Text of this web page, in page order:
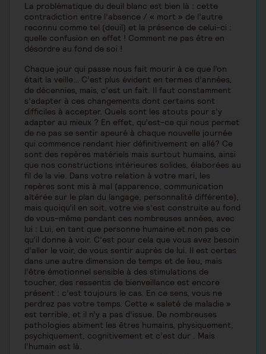
La problématique du deuil blanc est bien là : cette
contradiction entre l’absence / « mort » de l’autre
reconnu comme tel (deuil) et la présence de celui-ci :
quelle confusion en effet ! Comment ne pas être en
désordre au fond de soi !
Chaque jour qui passe nous fait mourir à ce que l’on
était la veille… C’est plus évident en termes d’années,
de décennies, mais, c’est un fait. Il faut constamment
s’adapter à ces changements dont certains sont
difficiles à accepter. Quels sont les atouts pour s’y
adapter au mieux ? En effet, qu’est-ce qui nous permet
de ne pas se sentir apeuré à chaque nouvelle journée
qui commence rendant hier définitivement en allé? Ce
sont des repères matériels mais surtout humains, ainsi
que nos constructions intérieures solides, élaborées au
fil de la vie. Dans votre relation à votre mari, les
repères sont mis à mal (apparence, communication
altérée sur le plan du langage, personnalité différente),
mais quoiqu’il en soit, votre vie s’est construite au fond
de vous-même pendant ces nombreuses années, avec
lui : Lui, en tant que personne humaine et non pas ce
qu’il donne à voir. C’est pour cela que vous avez besoin
d’aller le voir, de vous sentir auprès de lui. Il est certes
dans une autre dimension de temps et de lieu, mais
l’être émotionnel sensible à des stimulations de
toucher, des ressentis de bienveillance est encore
présent : c’est toujours le cas. En ce sens, vous ne
perdrez pas votre temps. Cette « saleté de maladie »
est terrible, et il n’y a pas d’issue. De nombreuses
pathologies abiment les êtres humains, physiquement,
psychiquement, cognitivement et c’est dur . Mais
l’humain est là.